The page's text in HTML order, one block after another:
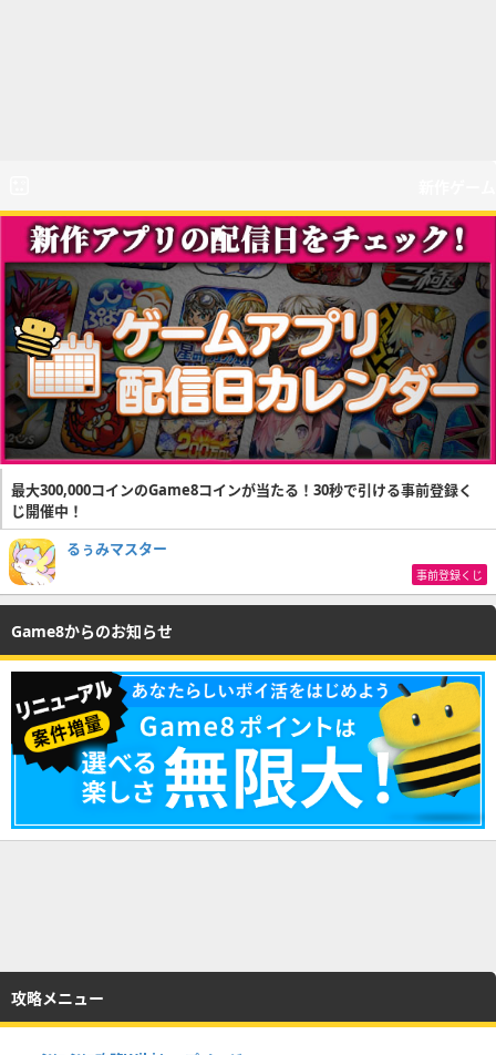
最大300,000コインのGame8コインが当たる！30秒で引ける事前登録く
じ開催中！
るぅみマスター
事前登録くじ
Game8からのお知らせ
攻略メニュー